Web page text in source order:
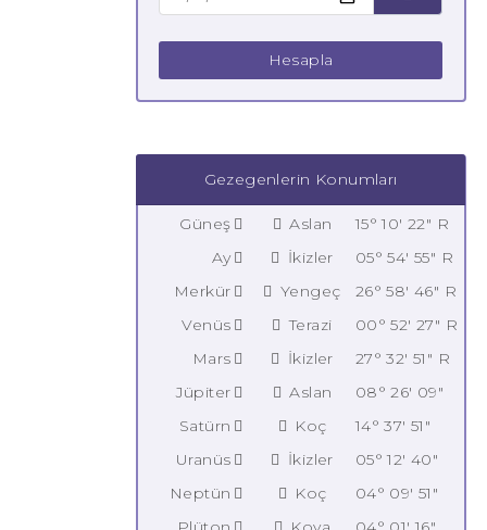
Hesapla
Gezegenlerin Konumları
Güneş Aslan
15° 10' 22" R
Ay
İkizler
05° 54' 55" R
Merkür
Yengeç
26° 58' 46" R
Venüs
Terazi
00° 52' 27" R
Mars
İkizler
27° 32' 51" R
Jüpiter
Aslan
08° 26' 09"
Satürn
Koç
14° 37' 51"
Uranüs
İkizler
05° 12' 40"
Neptün
Koç
04° 09' 51"